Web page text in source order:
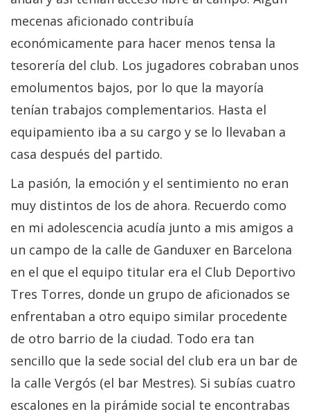
mecenas aficionado contribuía
económicamente para hacer menos tensa la
tesorería del club. Los jugadores cobraban unos
emolumentos bajos, por lo que la mayoría
tenían trabajos complementarios. Hasta el
equipamiento iba a su cargo y se lo llevaban a
casa después del partido.
La pasión, la emoción y el sentimiento no eran
muy distintos de los de ahora. Recuerdo como
en mi adolescencia acudía junto a mis amigos a
un campo de la calle de Ganduxer en Barcelona
en el que el equipo titular era el Club Deportivo
Tres Torres, donde un grupo de aficionados se
enfrentaban a otro equipo similar procedente
de otro barrio de la ciudad. Todo era tan
sencillo que la sede social del club era un bar de
la calle Vergós (el bar Mestres). Si subías cuatro
escalones en la pirámide social te encontrabas